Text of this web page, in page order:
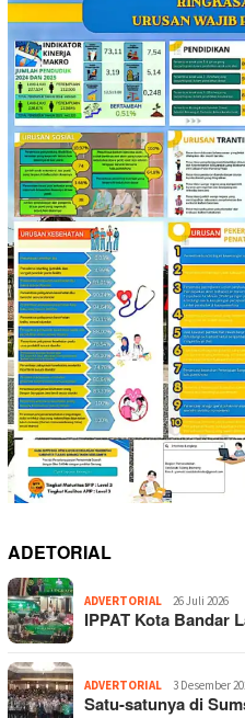
ADETORIAL
ADVERTORIAL 26 Juli 2026
IPPAT Kota Bandar
ADVERTORIAL 3 Desember
Satu-satunya di